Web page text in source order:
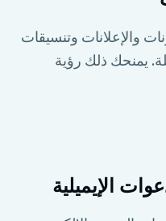
والإعلانات وتنسيقات
يمنحك ذلك رؤية
الإيميلية